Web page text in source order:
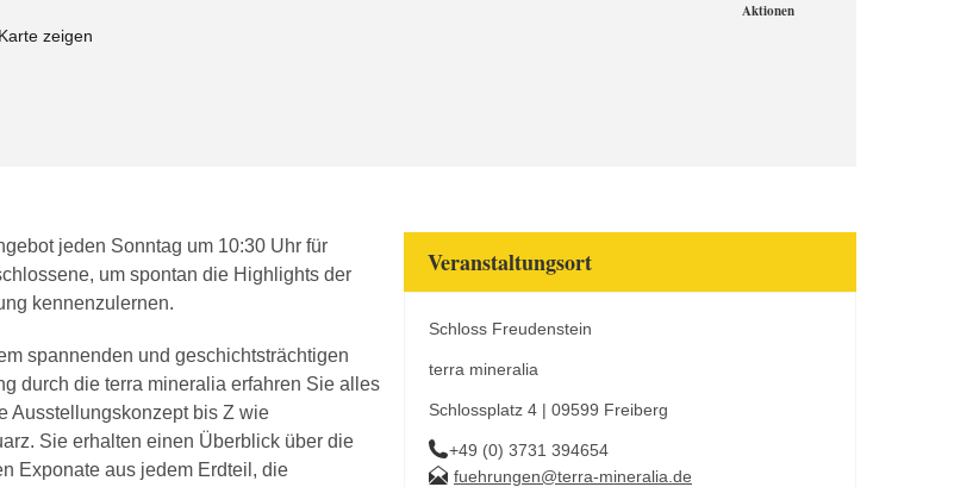
zeigen
Aktionen
jeden Sonntag um 10:30 Uhr für
um spontan die Highlights der
kennenzulernen.
spannenden und geschichtsträchtigen
durch die terra mineralia erfahren Sie alles
Ausstellungskonzept bis Z wie
Sie erhalten einen Überblick über die
Exponate aus jedem Erdteil, die
Veranstaltungsort
Schloss Freudenstein
terra mineralia
Schlossplatz 4 | 09599 Freiberg
+49 (0) 3731 394654
fuehrungen@terra-mineralia.de